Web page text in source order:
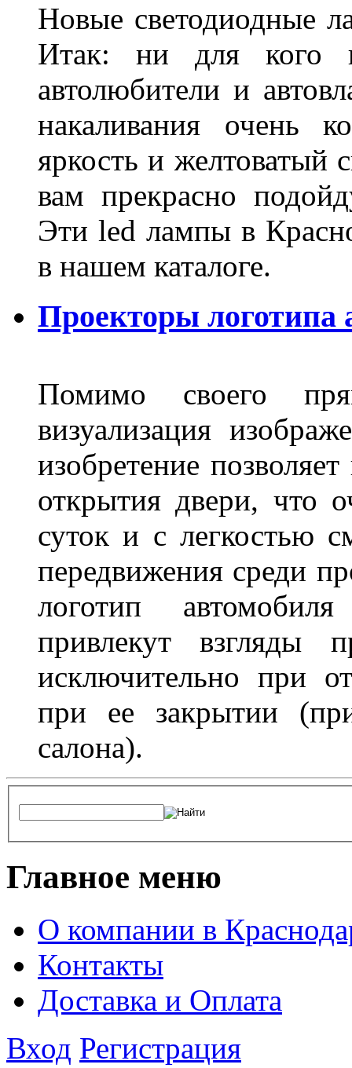
Новые светодиодные
Итак: ни для кого
автолюбители и
накаливания очень
яркость и желтоватый
вам прекрасно
Эти led лампы в
в нашем каталоге.
Проекторы логотипа
Помимо своего
визуализация
изобретение
открытия двери, что
суток и с легкостью
передвижения среди
логотип
привлекут взгляды
исключительно при
при ее закрытии
салона).
Главное меню
О компании в
Контакты
Доставка и Оплата
Вход Регистрация